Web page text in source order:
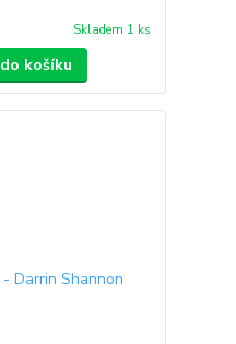
Skladem 1 ks
košíku